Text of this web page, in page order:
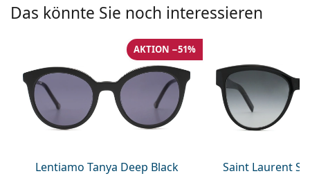
Marc Jacobs
Prada
Alle Marken
Das könnte Sie noch interessieren
Lentiamo Tanya Deep Black
AKTION −51%
Saint Laurent